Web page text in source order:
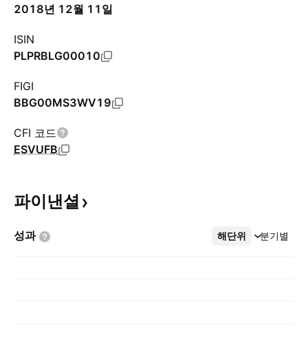
2018년 12월 11일
ISIN
PLPRBLG00010
FIGI
BBG00MS3WV19
CFI 코드
ESVUFB
파이낸셜
성과 해단위 분기별
더보기